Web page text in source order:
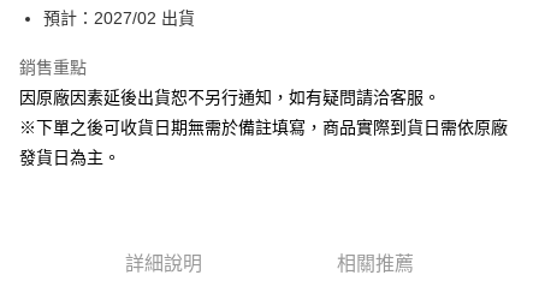
運送方式
預購-全家取貨付款(舊)
每筆NT$90，滿NT$3,000(含以上)免運費
每筆NT$90，滿NT$3,000(含以上)免運費
預計：2027/02 出貨
銷售重點
因原廠因素延後出貨恕不另行通知，如有疑問請洽客服。
※下單之後可收貨日期無需於備註填寫，商品實際到貨日需依原廠
發貨日為主。
詳細說明 相關推薦